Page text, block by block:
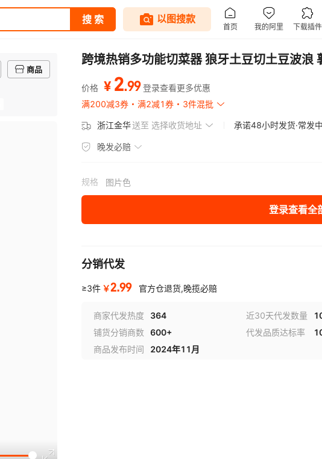
商品
跨境热销多功能切菜器 狼牙土豆切土豆波浪
价格 ¥ 2.99 登录查看更多优惠
满200减3券
满2减1券 3件混批
浙江金华送至 选择收货地址 承诺48小时发货·常发
晚发必赔
规格 图片色
登录查看全
分销代发
≥3件 ￥2.99 官方仓退货,晚揽必赔
商家代发热度 364 近30天代发数量
铺货分销商数
600+ 代发品质达标率
商品发布时间
2024年11月